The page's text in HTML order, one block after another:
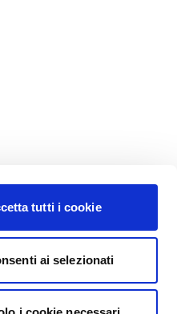
tutti i cookie
ai selezionati